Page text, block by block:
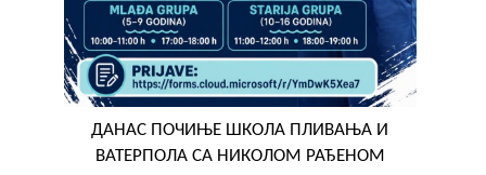
ДАНАС ПОЧИЊЕ ШКОЛА ПЛИВАЊА И
ВАТЕРПОЛА СА НИКОЛОМ РАЂЕНОМ